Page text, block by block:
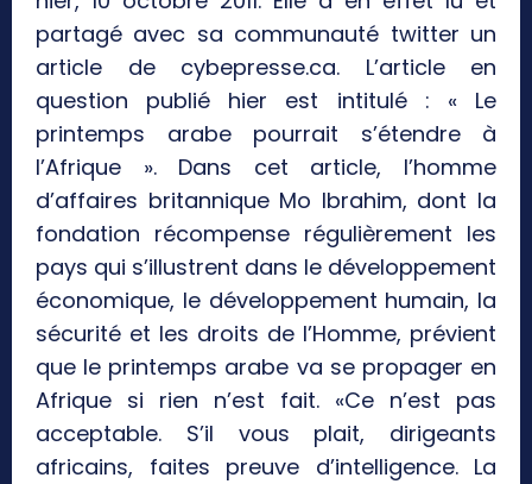
partagé avec sa communauté twitter un
article de cybepresse.ca. L’article en
question publié hier est intitulé : « Le
printemps arabe pourrait s’étendre à
l’Afrique ». Dans cet article, l’homme
d’affaires britannique Mo Ibrahim, dont la
fondation récompense régulièrement les
pays qui s’illustrent dans le développement
économique, le développement humain, la
sécurité et les droits de l’Homme, prévient
que le printemps arabe va se propager en
Afrique si rien n’est fait. «Ce n’est pas
acceptable. S’il vous plait, dirigeants
africains, faites preuve d’intelligence. La